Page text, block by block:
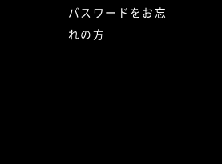
パスワードをお忘
れの方